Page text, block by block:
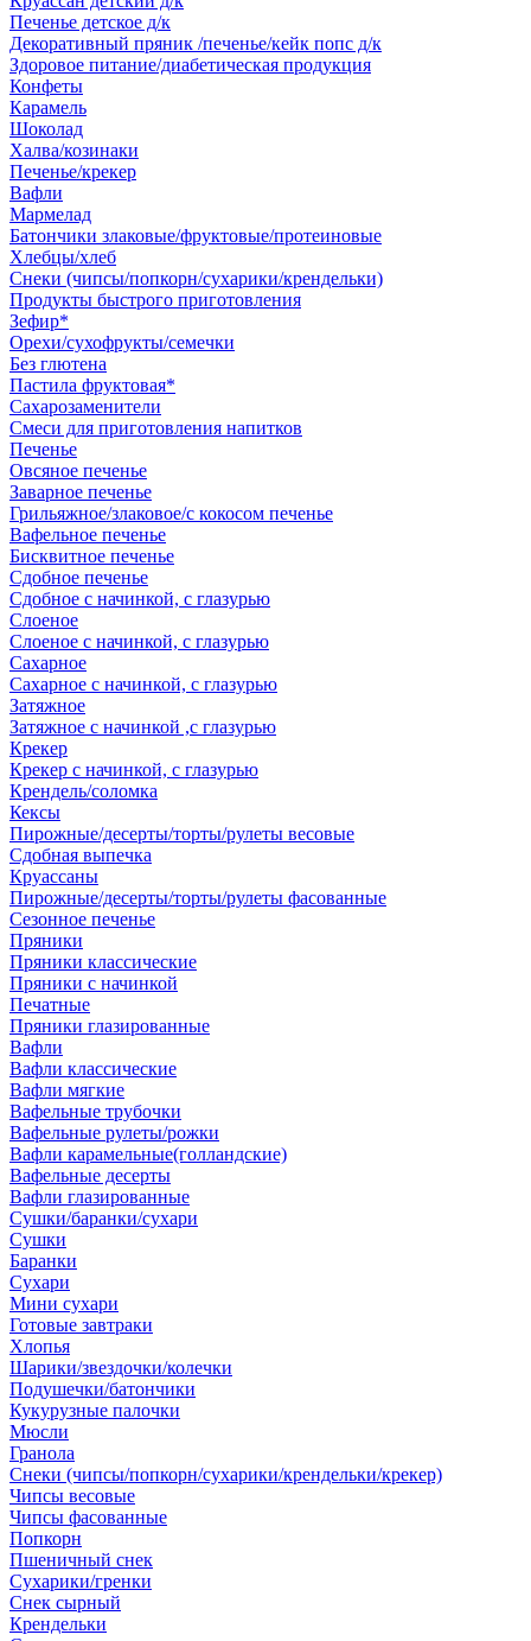
Печенье детское д/к
Декоративный пряник /печенье/кейк попс д/к
Здоровое питание/диабетическая продукция
Конфеты
Карамель
Шоколад
Халва/козинаки
Печенье/крекер
Вафли
Мармелад
Батончики злаковые/фруктовые/протеиновые
Хлебцы/хлеб
Снеки (чипсы/попкорн/сухарики/крендельки)
Продукты быстрого приготовления
Зефир*
Орехи/сухофрукты/семечки
Без глютена
Пастила фруктовая*
Сахарозаменители
Смеси для приготовления напитков
Печенье
Овсяное печенье
Заварное печенье
Грильяжное/злаковое/с кокосом печенье
Вафельное печенье
Бисквитное печенье
Сдобное печенье
Сдобное с начинкой, с глазурью
Слоеное
Слоеное с начинкой, с глазурью
Сахарное
Сахарное с начинкой, с глазурью
Затяжное
Затяжное с начинкой ,с глазурью
Крекер
Крекер с начинкой, с глазурью
Крендель/соломка
Кексы
Пирожные/десерты/торты/рулеты весовые
Сдобная выпечка
Круассаны
Пирожные/десерты/торты/рулеты фасованные
Сезонное печенье
Пряники
Пряники классические
Пряники с начинкой
Печатные
Пряники глазированные
Вафли
Вафли классические
Вафли мягкие
Вафельные трубочки
Вафельные рулеты/рожки
Вафли карамельные(голландские)
Вафельные десерты
Вафли глазированные
Сушки/баранки/сухари
Сушки
Баранки
Сухари
Мини сухари
Готовые завтраки
Хлопья
Шарики/звездочки/колечки
Подушечки/батончики
Кукурузные палочки
Мюсли
Гранола
Снеки (чипсы/попкорн/сухарики/крендельки/крекер)
Чипсы весовые
Чипсы фасованные
Попкорн
Пшеничный снек
Сухарики/гренки
Снек сырный
Крендельки